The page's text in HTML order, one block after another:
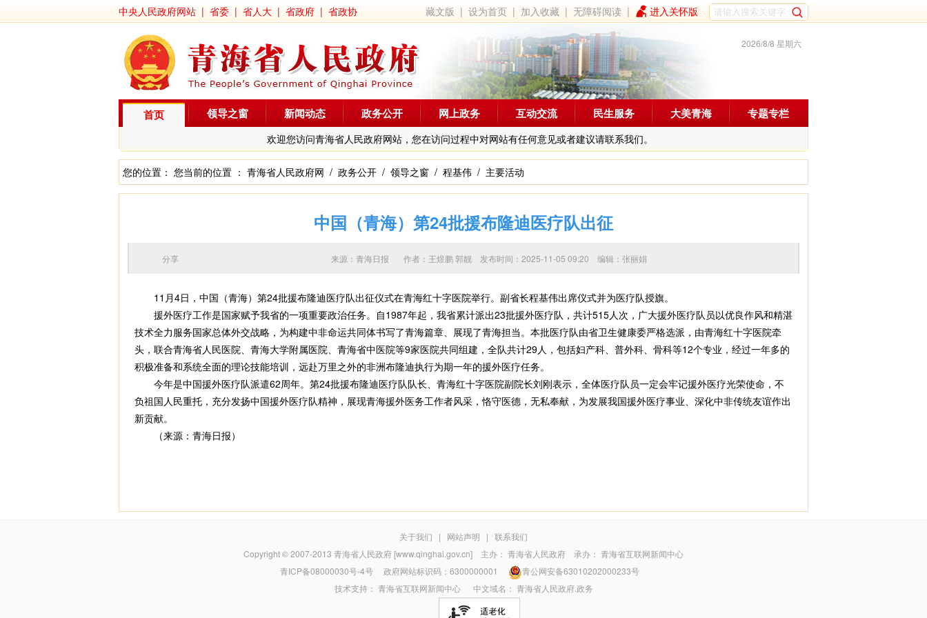
中央人民政府网站 | 省委 | 省人大 | 省政府 | 省政协 藏文版 |设为首页 | 加入收藏 |无障碍阅读 | 进入关怀版
2026/8/8 星期六
首页
欢迎您访问青海省人民政府网站，您在访问过程中对网站有任何意见或者建议请联系我们。
领导之窗 新闻动态 政务公开 网上政务 互动交流 民生服务 大美青海 专题专栏
您的位置： 您当前的位置 ： 青海省人民政府网 / 政务公开 / 领导之窗 / 程基伟 / 主要活动
中国（青海）第24批援布隆迪医疗队出征
来源：青海日报 作者： 王煜鹏 郭靓 发布时间：2025-11-05 09:20 编辑：张丽娟
分享
11月4日，中国（青海）第24批援布隆迪医疗队出征仪式在青海红十字医院举行。副省长程基伟出席仪式并为医疗队授旗。
援外医疗工作是国家赋予我省的一项重要政治任务。自1987年起，我省累计派出23批援外医疗队，共计515人次，广大援外医疗队员以优良作风和精湛
技术全力服务国家总体外交战略，为构建中非命运共同体书写了青海篇章、展现了青海担当。本批医疗队由省卫生健康委严格选派，由青海红十字医院牵
头，联合青海省人民医院、青海大学附属医院、青海省中医院等9家医院共同组建，全队共计29人，包括妇产科、普外科、骨科等12个专业，经过一年多的
积极准备和系统全面的理论技能培训，远赴万里之外的非洲布隆迪执行为期一年的援外医疗任务。
今年是中国援外医疗队派遣62周年。第24批援布隆迪医疗队队长、青海红十字医院副院长刘刚表示，全体医疗队员一定会牢记援外医疗光荣使命，不
负祖国人民重托，充分发扬中国援外医疗队精神，展现青海援外医务工作者风采，恪守医德，无私奉献，为发展我国援外医疗事业、深化中非传统友谊作出
新贡献。
（来源：青海日报）
关于我们 | 网站声明 | 联系我们
Copyright © 2007-2013 青海省人民政府 [www.qinghai.gov.cn] 主办： 青海省人民政府 承办： 青海省互联网新闻中心
青ICP备08000030号-4号政府网站标识码：6300000001
青公网安备63010202000233号
技术支持： 青海省互联网新闻中心中文域名： 青海省人民政府.政务